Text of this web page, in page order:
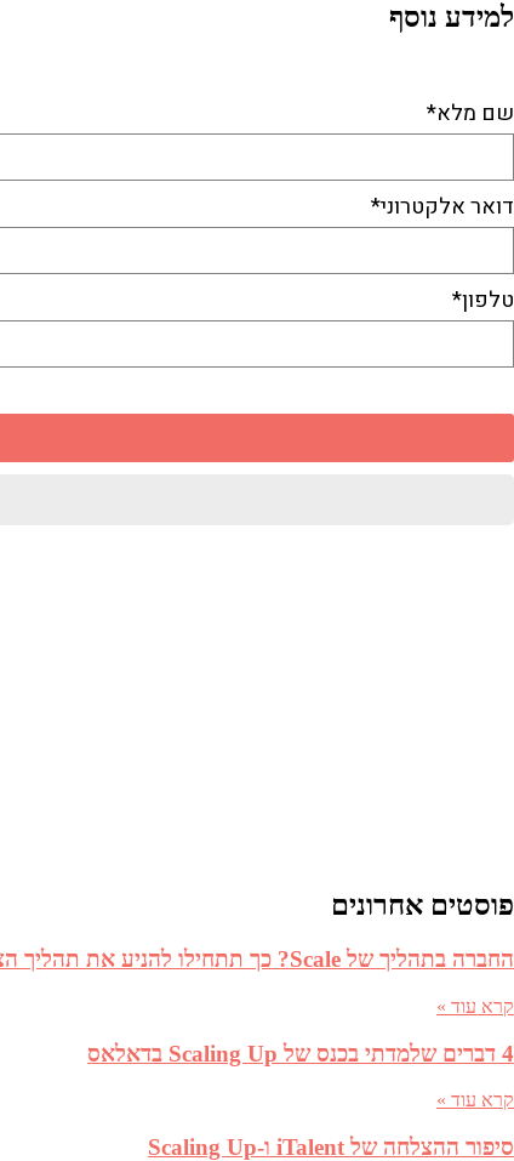
למידע נוסף
שם מלא*
דואר אלקטרוני*
טלפון*
פוסטים אחרונים
החברה בתהליך של Scale? כך תתחילו להניע את תהליך הצמיחה
קרא עוד »
4 דברים שלמדתי בכנס של Scaling Up בדאלאס
קרא עוד »
סיפור ההצלחה של iTalent ו-Scaling Up